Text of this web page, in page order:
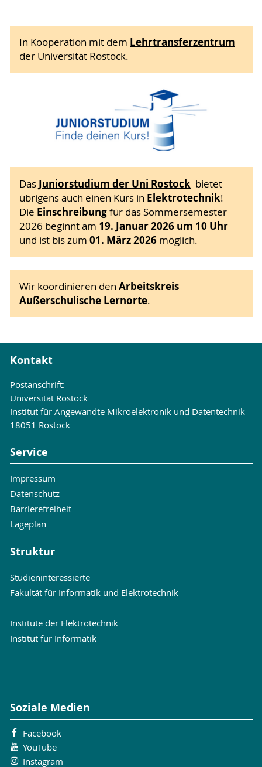
In Kooperation mit dem Lehrtransferzentrum
der Universität Rostock.
Das Juniorstudium der Uni Rostock bietet
übrigens auch einen Kurs in Elektrotechnik!
Die Einschreibungfür das Sommersemester
2026 beginnt am 19. Januar 2026 um 10 Uhr
und ist bis zum 01. März 2026 möglich.
Wir koordinieren den Arbeitskreis
Außerschulische Lernorte.
Kontakt
Postanschrift:
Universität Rostock
Institut für Angewandte Mikroelektronik und Datentechnik
18051 Rostock
Service
Impressum
Datenschutz
Barrierefreiheit
Lageplan
Struktur
Studieninteressierte
Fakultät für Informatik und Elektrotechnik
Institute der Elektrotechnik
Institut für Informatik
Soziale Medien
Facebook
YouTube
Instagram